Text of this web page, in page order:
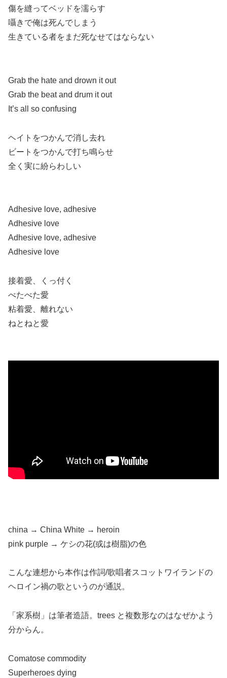
傷を縫ってベッドを濡らす
囁きで俺は死んでしまう
生きている者をまだ死なせてはならない
Grab the hate and drown it out
Grab the beat and drum it out
It’s all so confusing
ヘイトをつかんで消し去れ
ビートをつかんで打ち鳴らせ
全く実に紛らわしい
Adhesive love, adhesive
Adhesive love
Adhesive love, adhesive
Adhesive love
接着愛、くっ付く
べたべた愛
粘着愛、離れない
ねとねと愛
china → China White → heroin
pink purple → ケシの花(或は樹脂)の色
こんな連想から本作は作詞/歌唱者スコットワイランドの
ヘロイン禍の歌というのが通説。
「家系樹」は筆者造語。trees と複数形なのはなぜかよう
分からん。
Comatose commodity
Superheroes dying